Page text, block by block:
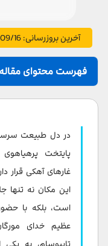
آخرین بروزرسانی:16
فهرست محتوای مقاله
غار باتو کجاست؟
فستیوال مذهبی
مجسمه مورگان
غار کتِدرال و غار تاریک
صعود به غار معبد
در دل طبیعت سرسبز
پایتخت پرهیاهوی
غارهای آهکی قرار
این مکان نه تنها
است، بلکه با
عظیم خدای